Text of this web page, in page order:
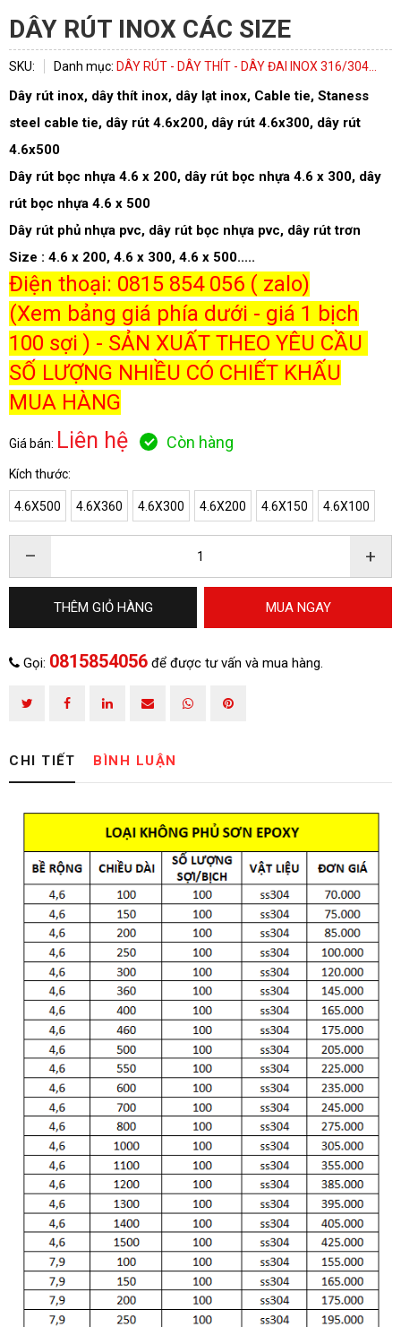
DÂY RÚT INOX CÁC SIZE
SKU: Danh mục: DÂY RÚT - DÂY THÍT - DÂY ĐAI INOX 316/304...
Dây rút inox, dây thít inox, dây lạt inox, Cable tie, Staness
steel cable tie, dây rút 4.6x200, dây rút 4.6x300, dây rút
4.6x500
Dây rút bọc nhựa 4.6 x 200, dây rút bọc nhựa 4.6 x 300, dây
rút bọc nhựa 4.6 x 500
Dây rút phủ nhựa pvc, dây rút bọc nhựa pvc, dây rút trơn
Size : 4.6 x 200, 4.6 x 300, 4.6 x 500.....
Điện thoại: 0815 854 056 ( zalo)
(Xem bảng giá phía dưới - giá 1 bịch
100 sợi ) - SẢN XUẤT THEO YÊU CẦU
SỐ LƯỢNG NHIỀU CÓ CHIẾT KHẤU
MUA HÀNG
Giá bán: Liên hệ Còn hàng
Kích thước:
4.6X500 4.6X360 4.6X300 4.6X200 4.6X150 4.6X100
– +
THÊM GIỎ HÀNG MUA NGAY
Gọi: 0815854056 để được tư vấn và mua hàng.
CHI TIẾT BÌNH LUẬN
ĐĂNG KÝ TƯ VẤN
HOÀN THÀNH
Đăng ký tư vấn trực tiếp 24/7:
0815854056